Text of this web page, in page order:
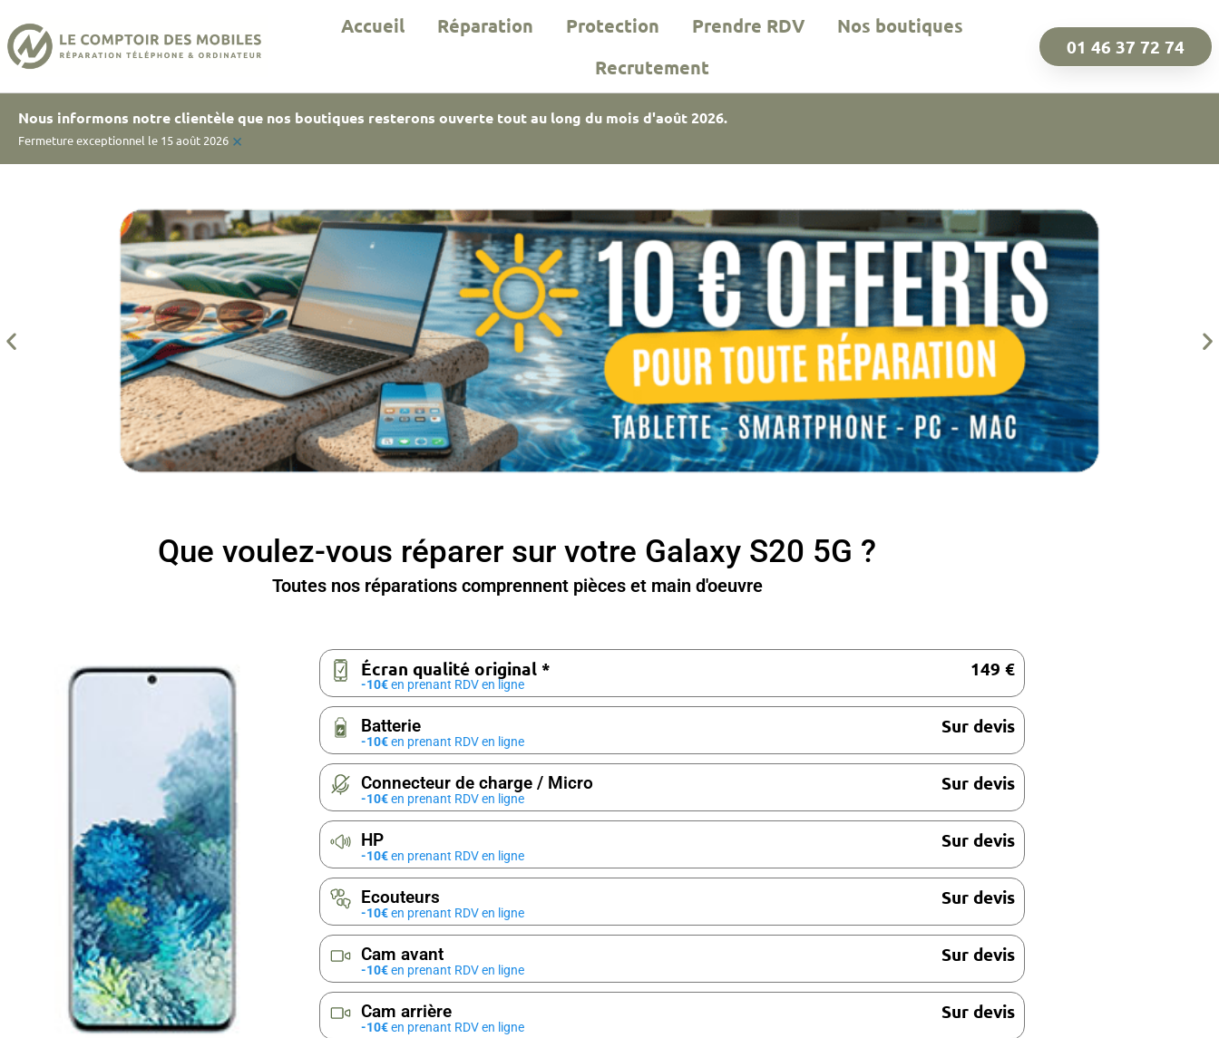
Accueil Réparation Protection Prendre RDV
Nos boutiques
Recrutement
01 46 37 72 74
Nous informons notre clientèle que nos boutiques resterons ouverte tout au long du mois d'août 2026.
Fermeture exceptionnel le 15 août 2026 ×
Que voulez-vous réparer sur votre Galaxy S20 5G ?
Toutes nos réparations comprennent pièces et main d'oeuvre
Écran qualité original * 149 €
-10€en prenant RDV en ligne
Batterie Sur devis
-10€en prenant RDV en ligne
Connecteur de charge / Micro Sur devis
-10€en prenant RDV en ligne
HP Sur devis
-10€en prenant RDV en ligne
Ecouteurs Sur devis
-10€en prenant RDV en ligne
Cam avant Sur devis
-10€en prenant RDV en ligne
Cam arrière Sur devis
-10€en prenant RDV en ligne